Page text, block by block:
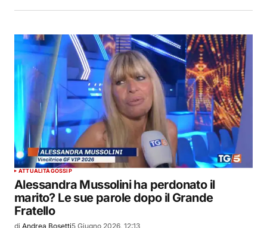
ATTUALITÀGOSSIP
Alessandra Mussolini ha perdonato il
marito? Le sue parole dopo il Grande
Fratello
di Andrea Bosetti5 Giugno 2026, 12:13